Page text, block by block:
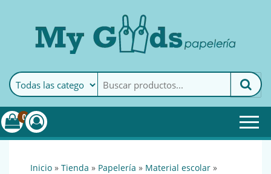
MyGoods · PapeleríaMy Goods es tu papelería
online de confianza. Podrás
encontrar todo lo necesario
0
inicio » tienda » papelería » material escolar »